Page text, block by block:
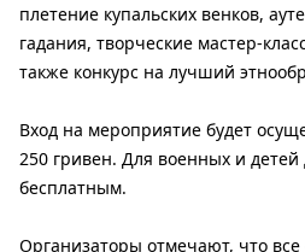
плетение купальских венков,
гадания, творческие мастер-
также конкурс на лучший
Вход на мероприятие будет
250 гривен. Для военных и детей
бесплатным.
Организаторы отмечают, что